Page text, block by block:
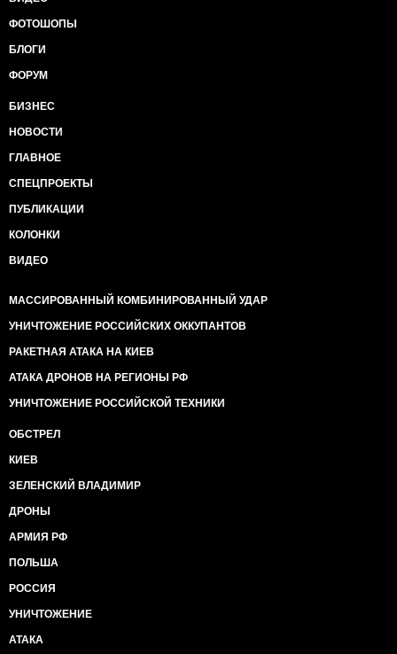
ФОТОШОПЫ
БЛОГИ
ФОРУМ
БИЗНЕС
НОВОСТИ
ГЛАВНОЕ
СПЕЦПРОЕКТЫ
ПУБЛИКАЦИИ
КОЛОНКИ
ВИДЕО
МАССИРОВАННЫЙ КОМБИНИРОВАННЫЙ УДАР
УНИЧТОЖЕНИЕ РОССИЙСКИХ ОККУПАНТОВ
РАКЕТНАЯ АТАКА НА КИЕВ
АТАКА ДРОНОВ НА РЕГИОНЫ РФ
УНИЧТОЖЕНИЕ РОССИЙСКОЙ ТЕХНИКИ
ОБСТРЕЛ
КИЕВ
ЗЕЛЕНСКИЙ ВЛАДИМИР
ДРОНЫ
АРМИЯ РФ
ПОЛЬША
РОССИЯ
УНИЧТОЖЕНИЕ
АТАКА